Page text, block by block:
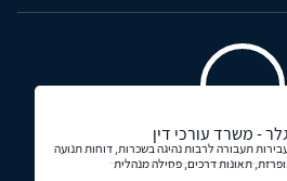
- משרד עורכי דין
תעבורה לרבות נהיגה בשכרות, דוחות תנועה
תאונות דרכים, פסילה מנהלית